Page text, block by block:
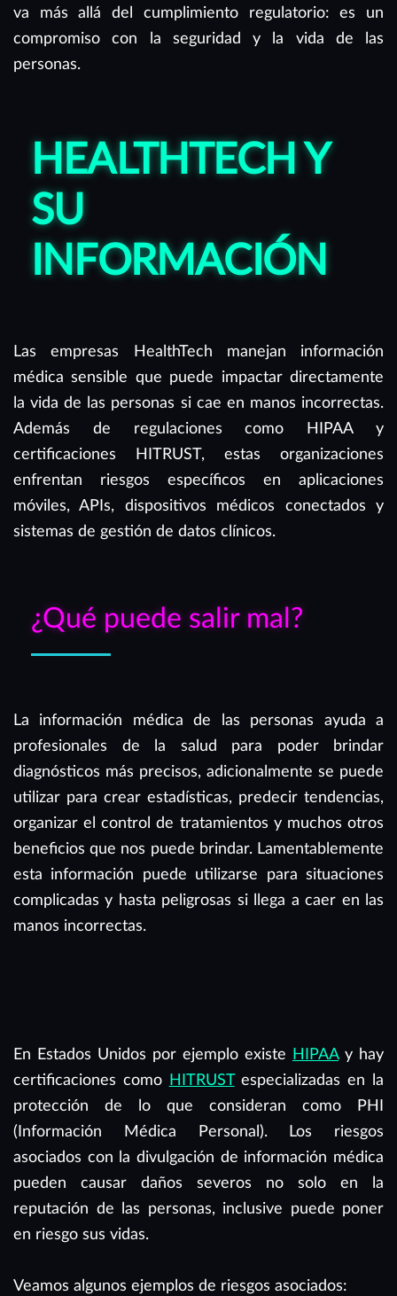
va más allá del cumplimiento regulatorio: es un
compromiso con la seguridad y la vida de las
personas.
HEALTHTECH Y
SU
INFORMACIÓN
Las empresas HealthTech manejan información
médica sensible que puede impactar directamente
la vida de las personas si cae en manos incorrectas.
Además de regulaciones como HIPAA y
certificaciones HITRUST, estas organizaciones
enfrentan riesgos específicos en aplicaciones
móviles, APIs, dispositivos médicos conectados y
sistemas de gestión de datos clínicos.
¿Qué puede salir mal?
La información médica de las personas ayuda a
profesionales de la salud para poder brindar
diagnósticos más precisos, adicionalmente se puede
utilizar para crear estadísticas, predecir tendencias,
organizar el control de tratamientos y muchos otros
beneficios que nos puede brindar. Lamentablemente
esta información puede utilizarse para situaciones
complicadas y hasta peligrosas si llega a caer en las
manos incorrectas.
En Estados Unidos por ejemplo existe HIPAAy hay
certificaciones como HITRUSTespecializadas en la
protección de lo que consideran como PHI
(Información Médica Personal). Los riesgos
asociados con la divulgación de información médica
pueden causar daños severos no solo en la
reputación de las personas, inclusive puede poner
en riesgo sus vidas.
Veamos algunos ejemplos de riesgos asociados: